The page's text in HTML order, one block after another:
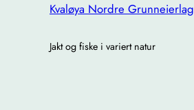
Kvaløya Nordre Grunneierlag
Jakt og fiske i variert natur